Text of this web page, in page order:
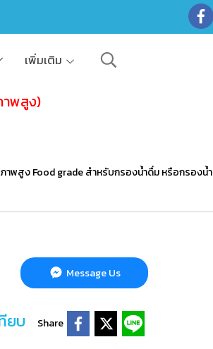
เพิ่มเติม
าพสูง)
พสูง Food grade สำหรับกรองน้ำดื่ม หรือกรองน้ำ
Message Us
ยบ Share